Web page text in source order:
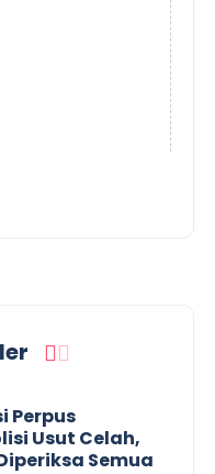
Perpus
Usut Celah,
Semua